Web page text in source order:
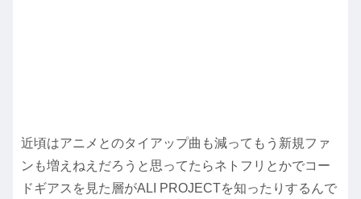
近頃はアニメとのタイアップ曲も減ってもう新規ファ
ンも増えねえだろうと思ってたらネトフリとかでコー
ドギアスを見た層がALI PROJECTを知ったりするんで